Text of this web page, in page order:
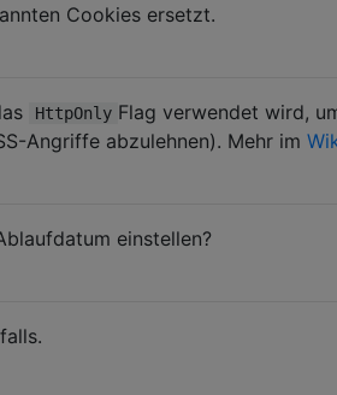
Cookies ersetzt.
HttpOnly Flag verwendet wird,
Angriffe abzulehnen). Mehr im
einstellen?